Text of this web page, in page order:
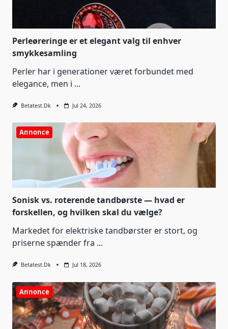
Perleøreringe er et elegant valg til enhver
smykkesamling
Perler har i generationer været forbundet med
elegance, men i ...
Betatest.dk Jul 24, 2026
Annonce
Sonisk vs. roterende tandbørste — hvad er
forskellen, og hvilken skal du vælge?
Markedet for elektriske tandbørster er stort, og
priserne spænder fra ...
Betatest.dk Jul 18, 2026
Annonce